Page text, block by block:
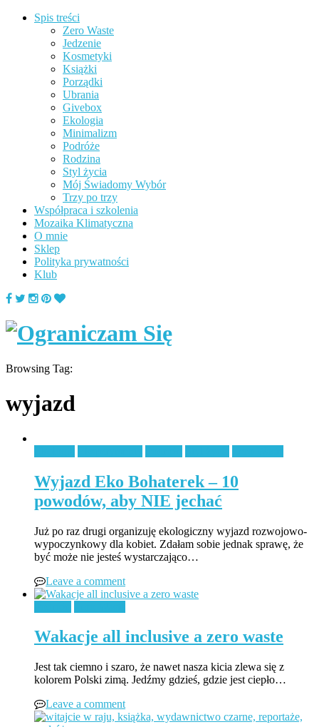
Spis treści
Zero Waste
Jedzenie
Kosmetyki
Książki
Porządki
Ubrania
Givebox
Ekologia
Minimalizm
Podróże
Rodzina
Styl życia
Mój Świadomy Wybór
Trzy po trzy
Współpraca i szkolenia
Mozaika Klimatyczna
O mnie
Sklep
Polityka prywatności
Klub
Browsing Tag:
wyjazd
Wyjazd Eko Bohaterek – 10
powodów, aby NIE jechać
Już po raz drugi organizuję ekologiczny wyjazd rozwojowo-
wypoczynkowy dla kobiet. Zdałam sobie jednak sprawę, że
być może nie jesteś wystarczająco…
Leave a comment
Wakacje all inclusive a zero waste
Jest tak ciemno i szaro, że nawet nasza kicia zlewa się z
kolorem Polski zimą. Jedźmy gdzieś, gdzie jest ciepło…
Leave a comment